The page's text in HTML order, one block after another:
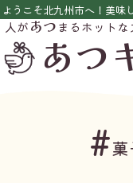
ようこそ北九州市へ！美味
人があつまるホットな
あつ
#